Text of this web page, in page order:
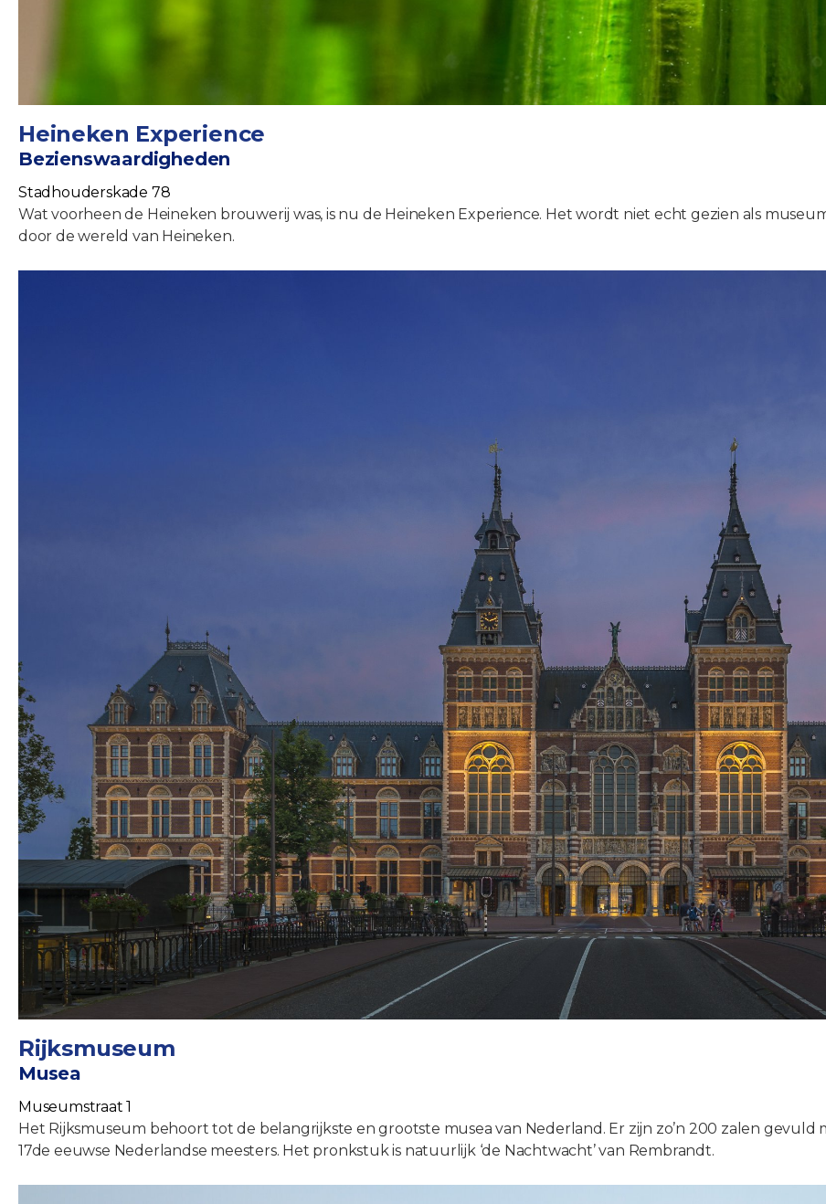
Heineken Experience
Bezienswaardigheden
Stadhouderskade 78
Wat voorheen de Heineken brouwerij was, is nu de Heineken Experience. Het wordt niet echt gezien als
door de wereld van Heineken.
Rijksmuseum
Musea
Museumstraat 1
Het Rijksmuseum behoort tot de belangrijkste en grootste musea van Nederland. Er zijn zo’n 200 zalen
17de eeuwse Nederlandse meesters. Het pronkstuk is natuurlijk ‘de Nachtwacht’ van Rembrandt.